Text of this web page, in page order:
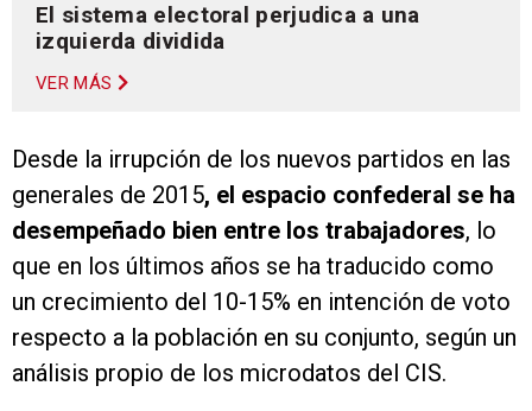
El sistema electoral perjudica a una
izquierda dividida
VER MÁS
Desde la irrupción de los nuevos partidos en las
generales de 2015, el espacio confederal se ha
desempeñado bien entre los trabajadores, lo
que en los últimos años se ha traducido como
un crecimiento del 10-15% en intención de voto
respecto a la población en su conjunto, según un
análisis propio de los microdatos del CIS.